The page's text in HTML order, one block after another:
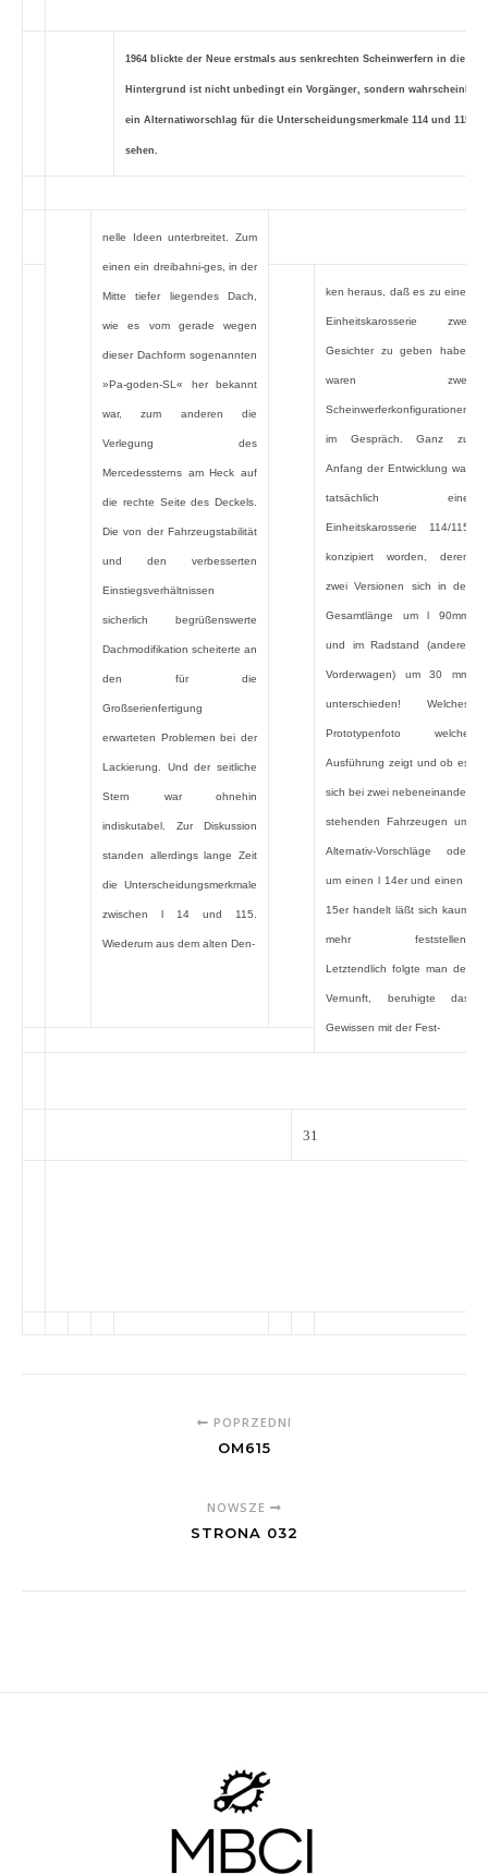
1964 blickte der Neue erstmals aus senkrechten Scheinwerfern in die
Hintergrund ist nicht unbedingt ein Vorgänger, sondern wahrscheinlich
ein Alternatiworschlag für die Unterscheidungsmerkmale 114 und 115 zu
sehen.
nelle Ideen unterbreitet. Zum
einen ein dreibahni-ges, in der
Mitte tiefer liegendes Dach,
wie es vom gerade wegen
dieser Dachform sogenannten
»Pa-goden-SL« her bekannt
war, zum anderen die
Verlegung des
Mercedessterns am Heck auf
die rechte Seite des Deckels.
Die von der Fahrzeugstabilität
und den verbesserten
Einstiegsverhältnissen
sicherlich begrüßenswerte
Dachmodifikation scheiterte an
den für die
Großserienfertigung
erwarteten Problemen bei der
Lackierung. Und der seitliche
Stern war ohnehin
indiskutabel. Zur Diskussion
standen allerdings lange Zeit
die Unterscheidungsmerkmale
zwischen l 14 und 115.
Wiederum aus dem alten Den-
ken heraus, daß es zu einer
Einheitskarosserie zwei
Gesichter zu geben habe,
waren zwei
Scheinwerferkonfigurationen
im Gespräch. Ganz zu
Anfang der Entwicklung war
tatsächlich eine
Einheitskarosserie 114/115
konzipiert worden, deren
zwei Versionen sich in der
Gesamtlänge um l 90mm
und im Radstand (anderer
Vorderwagen) um 30 mm
unterschieden! Welches
Prototypenfoto welche
Ausführung zeigt und ob es
sich bei zwei nebeneinander
stehenden Fahrzeugen um
Alternativ-Vorschläge oder
um einen l 14er und einen l
15er handelt läßt sich kaum
mehr feststellen.
Letztendlich folgte man der
Vernunft, beruhigte das
Gewissen mit der Fest-
31
POPRZEDNI
OM615
NOWSZE
STRONA 032